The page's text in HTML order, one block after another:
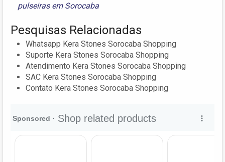
pulseiras em Sorocaba
Pesquisas Relacionadas
Whatsapp Kera Stones Sorocaba Shopping
Suporte Kera Stones Sorocaba Shopping
Atendimento Kera Stones Sorocaba Shopping
SAC Kera Stones Sorocaba Shopping
Contato Kera Stones Sorocaba Shopping